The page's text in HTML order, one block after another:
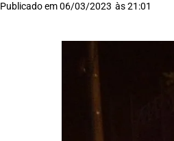
Publicado em06/03/2023 às21:01